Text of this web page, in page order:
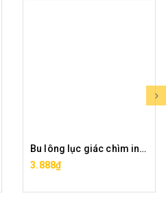
Bu lông lục giác chìm inox 316-M5x10
3.888₫